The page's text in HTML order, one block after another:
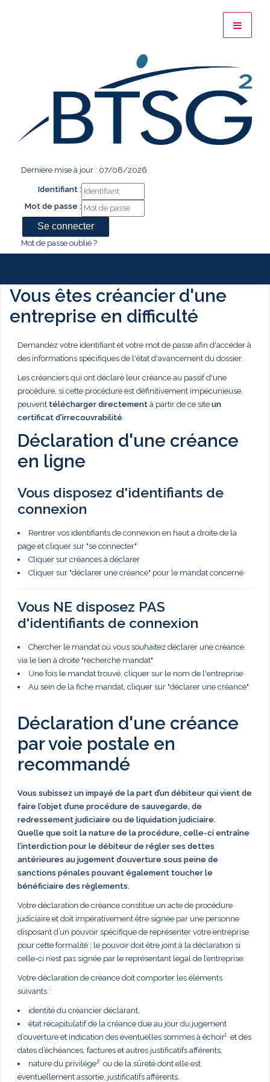
Dernière mise à jour : 07/08/2026
Identifiant :
Mot de passe :
Mot de passe oublié ?
Vous êtes créancier d'une
entreprise en difficulté
Demandez votre identifiant et votre mot de passe afin d'accéder à
des informations spécifiques de l'état d'avancement du dossier.
Les créanciers qui ont déclaré leur créance au passif d'une
procédure, si cette procédure est définitivement impécunieuse,
peuvent télécharger directement à partir de ce site un
certificat d'irrecouvrabilité.
Déclaration d'une créance
en ligne
Vous disposez d'identifiants de
connexion
Rentrer vos identifiants de connexion en haut a droite de la
page et cliquer sur "se connecter"
Cliquer sur créances à déclarer
Cliquer sur "déclarer une créance" pour le mandat concerné
Vous NE disposez PAS
d'identifiants de connexion
Chercher le mandat où vous souhaitez déclarer une créance
via le lien à droite "recherche mandat"
Une fois le mandat trouvé, cliquer sur le nom de l'entreprise
Au sein de la fiche mandat, cliquer sur "déclarer une créance"
Déclaration d'une créance
par voie postale en
recommandé
Vous subissez un impayé de la part d’un débiteur qui vient de
faire l’objet d’une procédure de sauvegarde, de
redressement judiciaire ou de liquidation judiciaire.
Quelle que soit la nature de la procédure, celle-ci entraîne
l’interdiction pour le débiteur de régler ses dettes
antérieures au jugement d’ouverture sous peine de
sanctions pénales pouvant également toucher le
bénéficiaire des règlements.
Votre déclaration de créance constitue un acte de procédure
judiciaire et doit impérativement être signée par une personne
disposant d’un pouvoir spécifique de représenter votre entreprise
pour cette formalité ; le pouvoir doit être joint à la déclaration si
celle-ci n’est pas signée par le représentant légal de l’entreprise.
Votre déclaration de créance doit comporter les éléments
suivants :
identité du créancier déclarant,
état récapitulatif de la créance due au jour du jugement
d’ouverture et indication des éventuelles sommes à échoir¹ et des
dates d’échéances, factures et autres justificatifs afférents,
nature du privilège² ou de la sûreté dont elle est
éventuellement assortie, justificatifs afférents,